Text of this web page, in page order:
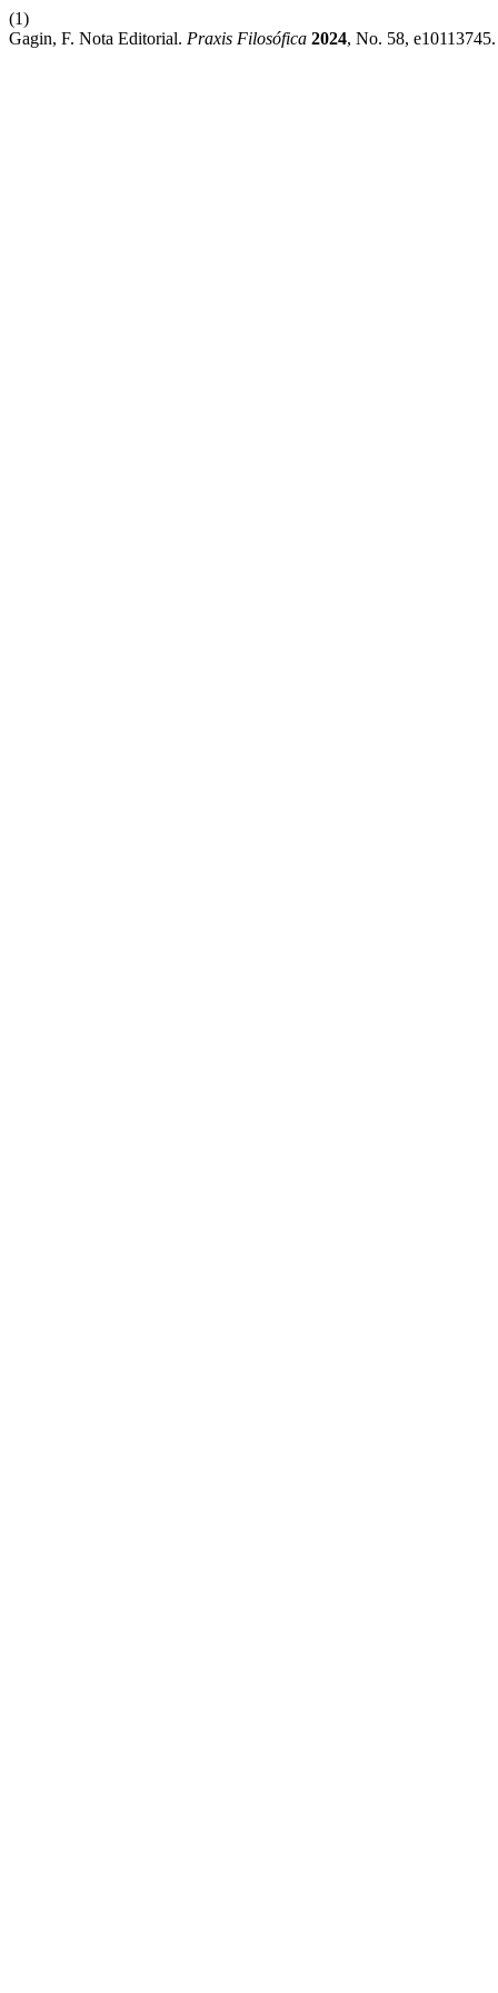
(1)
Gagin, F. Nota Editorial. Praxis Filosófica 2024, No. 58,